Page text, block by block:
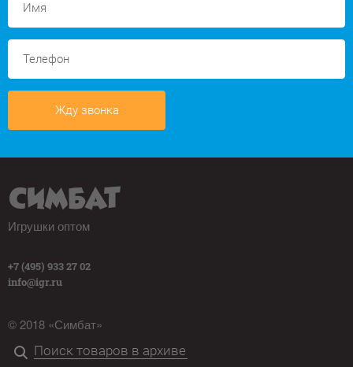
Жду звонка
Игрушки оптом
+7 (495) 933 27 02
info@igr.ru
© 2018 «Симбат»